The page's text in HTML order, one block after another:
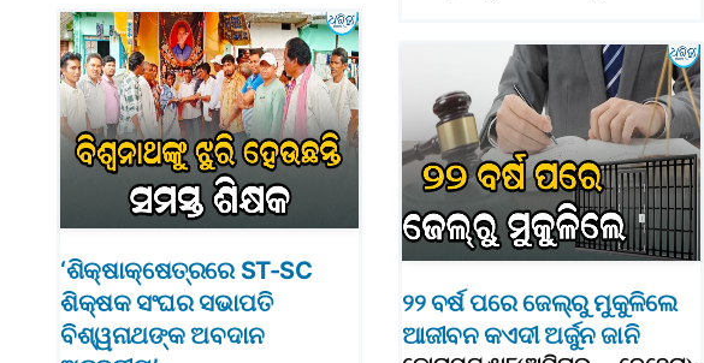
‘ଶିକ୍ଷାକ୍ଷେତ୍ରରେ ST-SC
ଶିକ୍ଷକ ସଂଘର ସଭାପତି
ବିଶ୍ୱନାଥଙ୍କ ଅବଦାନ
୨୨ ବର୍ଷ ପରେ ଜେଲ୍‌ରୁ ମୁକୁଳିଲେ
ଆଜୀବନ କଏଦୀ ଅର୍ଜୁନ ଜାନି